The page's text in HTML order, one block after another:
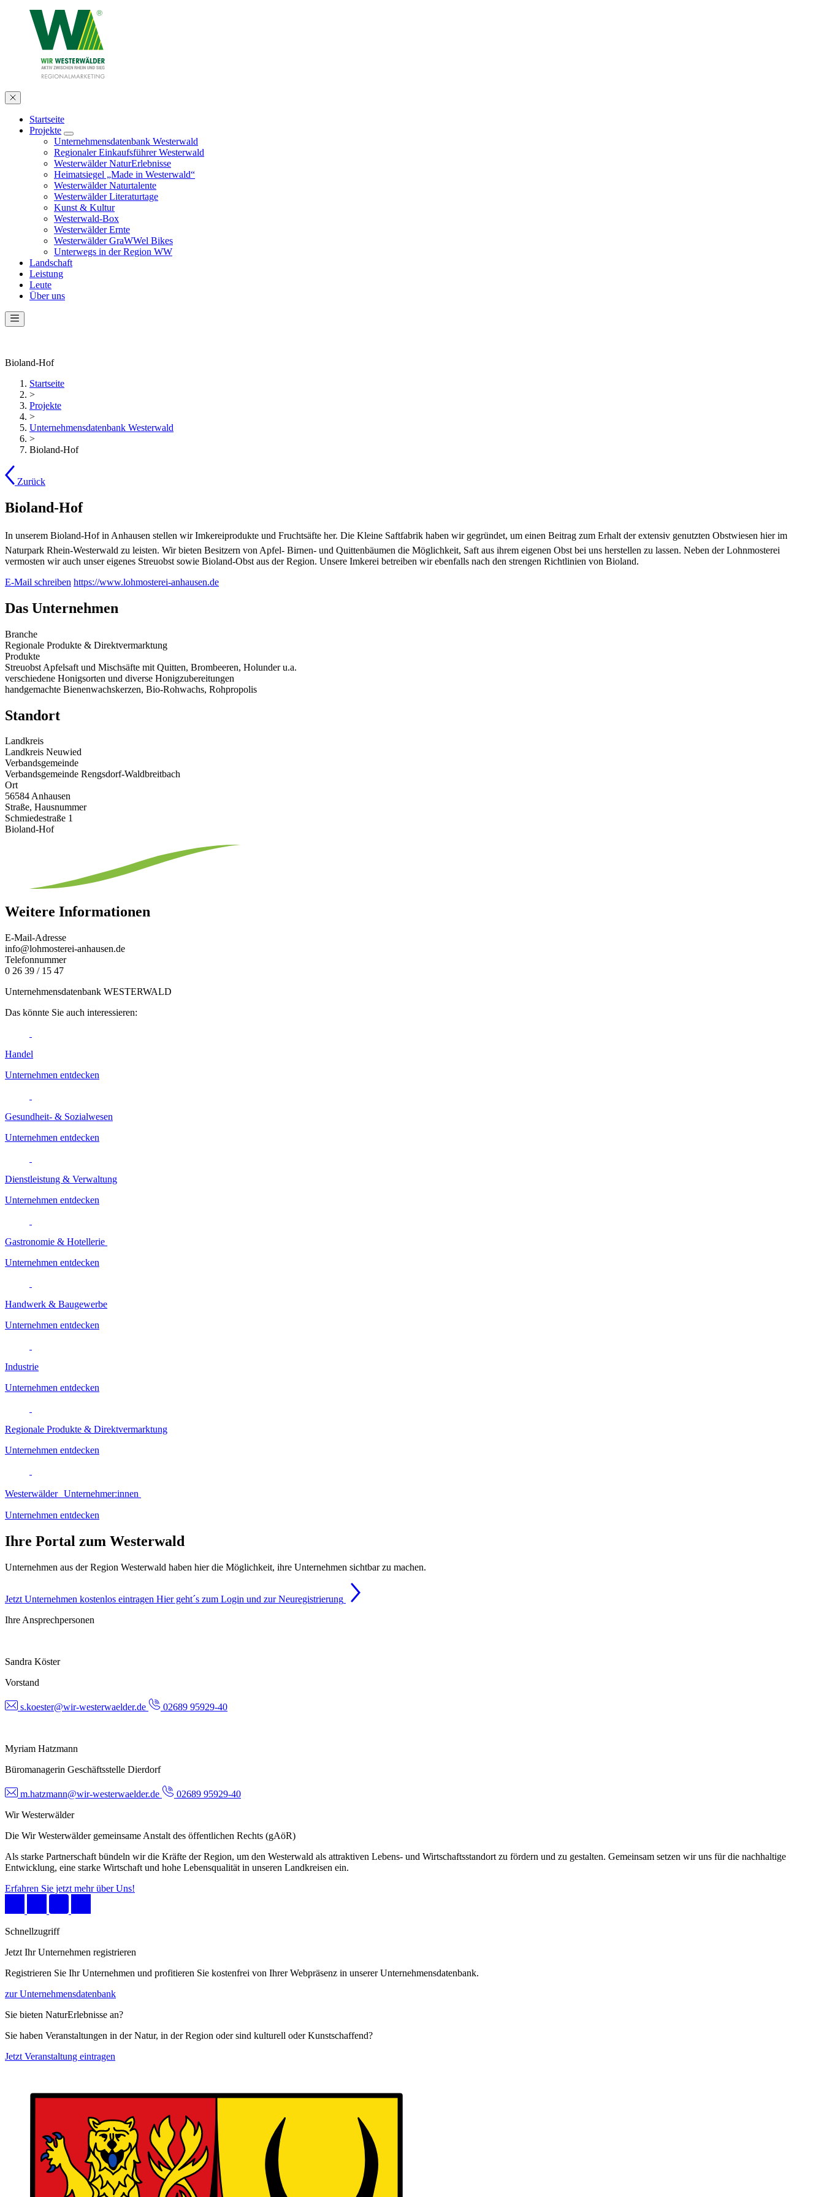
Startseite
Projekte
Unternehmensdatenbank Westerwald
Regionaler Einkaufsführer Westerwald
Westerwälder NaturErlebnisse
Heimatsiegel „Made in Westerwald“
Westerwälder Naturtalente
Westerwälder Literaturtage
Kunst & Kultur
Westerwald-Box
Westerwälder Ernte
Westerwälder GraWWel Bikes
Unterwegs in der Region WW
Landschaft
Leistung
Leute
Über uns
Bioland-Hof
Startseite
>
Projekte
>
Unternehmensdatenbank Westerwald
>
Bioland-Hof
Zurück
Bioland-Hof
In unserem Bioland-Hof in Anhausen stellen wir Imkereiprodukte und Fruchtsäfte her. Die Kleine Saftfabrik haben wir gegründet, um einen Beitrag zum Erhalt der extensiv genutzten Obstwiesen hier im
Naturpark Rhein-Westerwald zu leisten. Wir bieten Besitzern von Apfel- Birnen- und Quittenbäumen die Möglichkeit, Saft aus ihrem eigenen Obst bei uns herstellen zu lassen. Neben der Lohnmosterei
vermosten wir auch unser eigenes Streuobst sowie Bioland-Obst aus der Region. Unsere Imkerei betreiben wir ebenfalls nach den strengen Richtlinien von Bioland.
E-Mail schreiben https://www.lohmosterei-anhausen.de
Das Unternehmen
Branche
Regionale Produkte & Direktvermarktung
Produkte
Streuobst Apfelsaft und Mischsäfte mit Quitten, Brombeeren, Holunder u.a.
verschiedene Honigsorten und diverse Honigzubereitungen
handgemachte Bienenwachskerzen, Bio-Rohwachs, Rohpropolis
Standort
Landkreis
Landkreis Neuwied
Verbandsgemeinde
Verbandsgemeinde Rengsdorf-Waldbreitbach
Ort
56584 Anhausen
Straße, Hausnummer
Schmiedestraße 1
Bioland-Hof
Weitere Informationen
E-Mail-Adresse
info@lohmosterei-anhausen.de
Telefonnummer
0 26 39 / 15 47
Unternehmensdatenbank WESTERWALD
Das könnte Sie auch interessieren:
Handel
Unternehmen entdecken
Gesundheit- & Sozialwesen
Unternehmen entdecken
Dienstleistung & Verwaltung
Unternehmen entdecken
Gastronomie & Hotellerie
Unternehmen entdecken
Handwerk & Baugewerbe
Unternehmen entdecken
Industrie
Unternehmen entdecken
Regionale Produkte & Direktvermarktung
Unternehmen entdecken
Westerwälder Unternehmer:innen
Unternehmen entdecken
Ihre Portal zum Westerwald
Unternehmen aus der Region Westerwald haben hier die Möglichkeit, ihre Unternehmen sichtbar zu machen.
Jetzt Unternehmen kostenlos eintragen Hier geht´s zum Login und zur Neuregistrierung
Ihre Ansprechpersonen
Sandra Köster
Vorstand
s.koester@wir-westerwaelder.de 02689 95929-40
Myriam Hatzmann
Büromanagerin Geschäftsstelle Dierdorf
m.hatzmann@wir-westerwaelder.de
02689 95929-40
Wir Westerwälder
Die Wir Westerwälder gemeinsame Anstalt des öffentlichen Rechts (gAöR)
Als starke Partnerschaft bündeln wir die Kräfte der Region, um den Westerwald als attraktiven Lebens- und Wirtschaftsstandort zu fördern und zu gestalten. Gemeinsam setzen wir uns für die nachhaltige
Entwicklung, eine starke Wirtschaft und hohe Lebensqualität in unseren Landkreisen ein.
Erfahren Sie jetzt mehr über Uns!
Schnellzugriff
Jetzt Ihr Unternehmen registrieren
Registrieren Sie Ihr Unternehmen und profitieren Sie kostenfrei von Ihrer Webpräsenz in unserer Unternehmensdatenbank.
zur Unternehmensdatenbank
Sie bieten NaturErlebnisse an?
Sie haben Veranstaltungen in der Natur, in der Region oder sind kulturell oder Kunstschaffend?
Jetzt Veranstaltung eintragen